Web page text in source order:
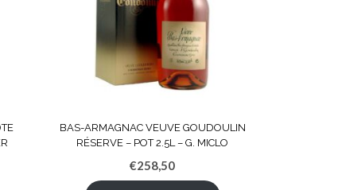
BAS-ARMAGNAC VEUVE GOUDOULIN
RÉSERVE – POT 2.5L – G. MICLO
€258,50